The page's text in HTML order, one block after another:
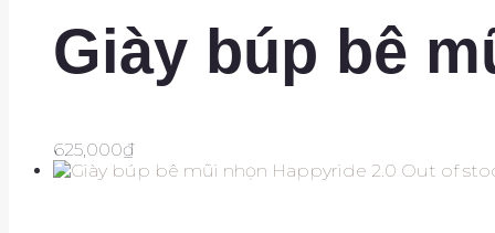
Giày búp bê
625,000₫
Out of